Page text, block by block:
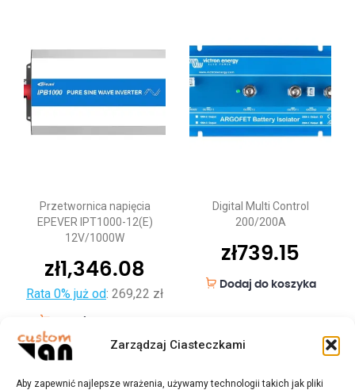
Zarządzaj Ciasteczkami
Aby zapewnić najlepsze wrażenia, używamy technologii takich jak pliki
Przetwornica napięcia
EPEVER IPT1000-12(E)
12V/1000W
zł1,346.08
Rata 0% już od: 269,22 zł
Digital Multi Control
200/200A
zł739.15
Dodaj do koszyka